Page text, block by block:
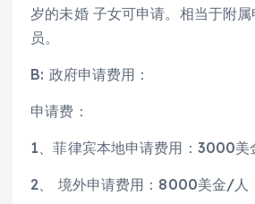
岁的未婚 子女可申请。相当于附属
员。
B: 政府申请费用：
申请费：
1、菲律宾本地申请费用：3000美
2、 境外申请费用：8000美金/人